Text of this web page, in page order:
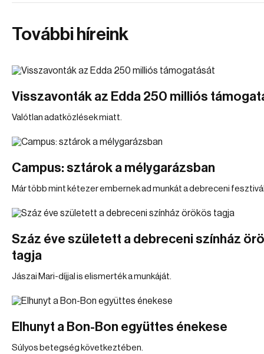
További híreink
Visszavonták az Edda 250 milliós
Valótlan adatközlések miatt.
Campus: sztárok a mélygarázsban
Már több mint kétezer embernek ad munkát a debreceni
Száz éve született a debreceni színház
tagja
Jászai Mari-díjjal is elismerték a munkáját.
Elhunyt a Bon-Bon együttes énekese
Súlyos betegség következtében.